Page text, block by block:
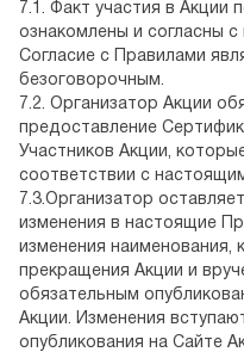
7.1. Факт участия в Акции
ознакомлены и согласны
Согласие с Правилами
безоговорочным.
7.2. Организатор Акции
предоставление
Участников Акции,
соответствии с
7.3.Организатор
изменения в настоящие
изменения наименования,
прекращения Акции и
обязательным
Акции. Изменения
опубликования на Сайте